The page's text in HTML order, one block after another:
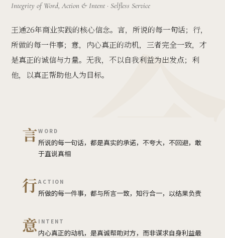
Integrity of Word, Action & Intent · Selfless Service
王通26年商业实践的核心信念。言，所说的每一句话；行，
所做的每一件事；意，内心真正的动机，三者完全一致，才
是真正的诚信与力量。无我，不以自我利益为出发点；利
他，以真正帮助他人为目标。
言WORD
所说的每一句话，都是真实的承诺，不夸大，不回避，敢
于直说真相
行 ACTION
所做的每一件事，都与所言一致，知行合一，以结果负责
意 INTENT
内心真正的动机，是真诚帮助对方，而非谋求自身利益最